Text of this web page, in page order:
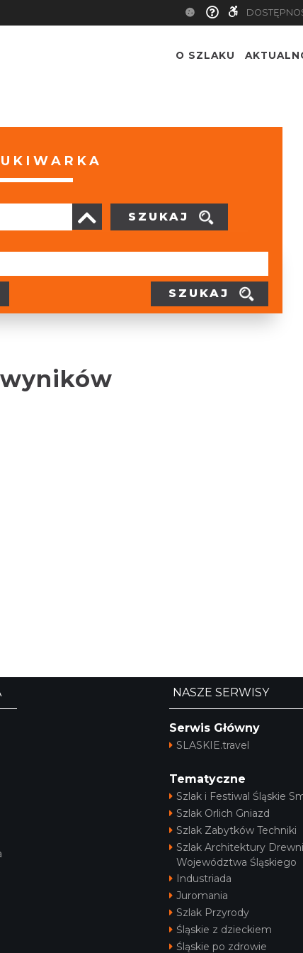
O SZLAKU
SZUKAJ
SZUKAJ
NASZE SERWISY
Serwis Główny
SLASKIE.travel
Tematyczne
Szlak i Festiwal Śląskie
Szlak Orlich Gniazd
Szlak Zabytków Techniki
Szlak Architektury
Województwa Śląskiego
Industriada
Juromania
Szlak Przyrody
Śląskie z dzieckiem
Śląskie po zdrowie